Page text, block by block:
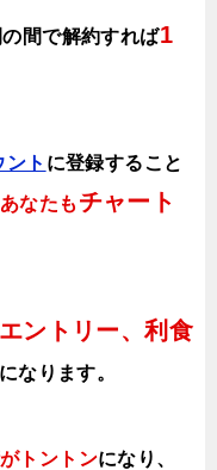
間で解約すれば1
ト に登録すること
なたも チャート
ントリー、利食
になります。
トントンになり、